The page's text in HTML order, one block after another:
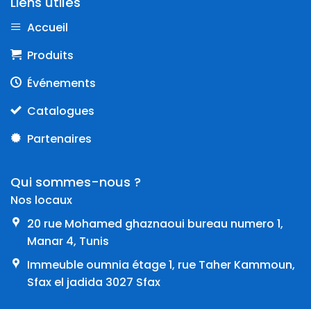
Accueil
Produits
Événements
Catalogues
Partenaires
Qui sommes-nous ?
Nos locaux
20 rue Mohamed ghaznaoui bureau numero 1,
Manar 4, Tunis
Immeuble oumnia étage 1, rue Taher Kammoun,
Sfax el jadida 3027 Sfax